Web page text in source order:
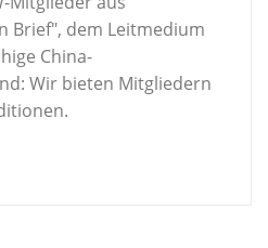
Brief", dem Leitmedium
China-
Wir bieten Mitgliedern